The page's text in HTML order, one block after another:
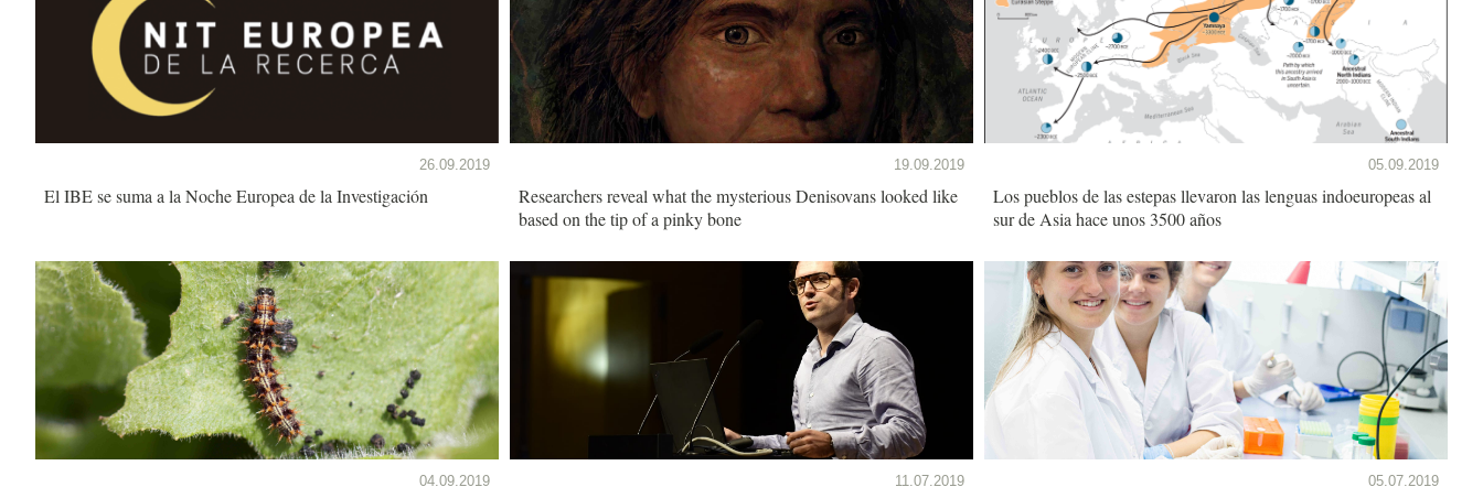
26.09.2019
El IBE se suma a la Noche Europea de la Investigación
19.09.2019
Researchers reveal what the mysterious Denisovans looked like
based on the tip of a pinky bone
05.09.2019
Los pueblos de las estepas llevaron las lenguas indoeuropeas al
sur de Asia hace unos 3500 años
04.09.2019 11.07.2019 05.07.2019